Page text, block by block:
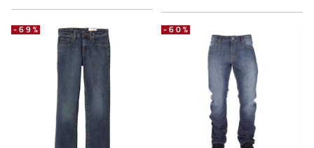
-69% -60%